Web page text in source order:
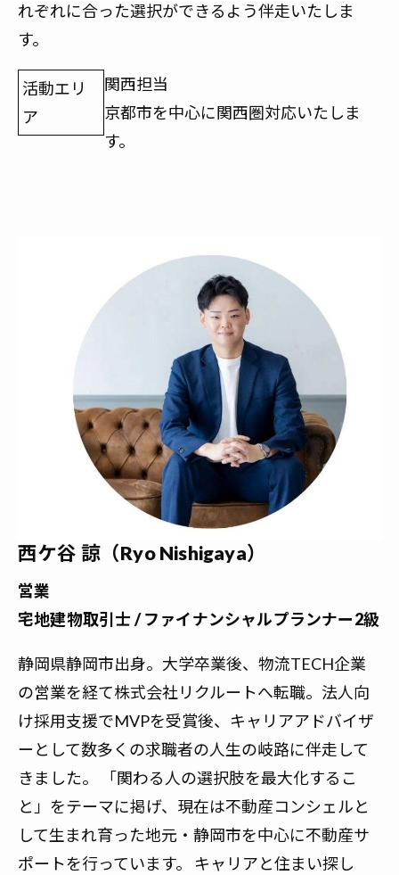
れぞれに合った選択ができるよう伴走いたしま
す。
活動エリ
ア
関西担当
京都市を中心に関西圏対応いたしま
す。
西ケ谷 諒（Ryo Nishigaya）
営業
宅地建物取引士 / ファイナンシャルプランナー2級
静岡県静岡市出身。大学卒業後、物流TECH企業
の営業を経て株式会社リクルートへ転職。法人向
け採用支援でMVPを受賞後、キャリアアドバイザ
ーとして数多くの求職者の人生の岐路に伴走して
きました。 「関わる人の選択肢を最大化するこ
と」をテーマに掲げ、現在は不動産コンシェルと
して生まれ育った地元・静岡市を中心に不動産サ
ポートを行っています。 キャリアと住まい探し